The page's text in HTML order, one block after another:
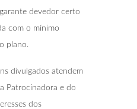
devedor certo
com o mínimo
plano.
divulgados atendem
Patrocinadora e do
dos